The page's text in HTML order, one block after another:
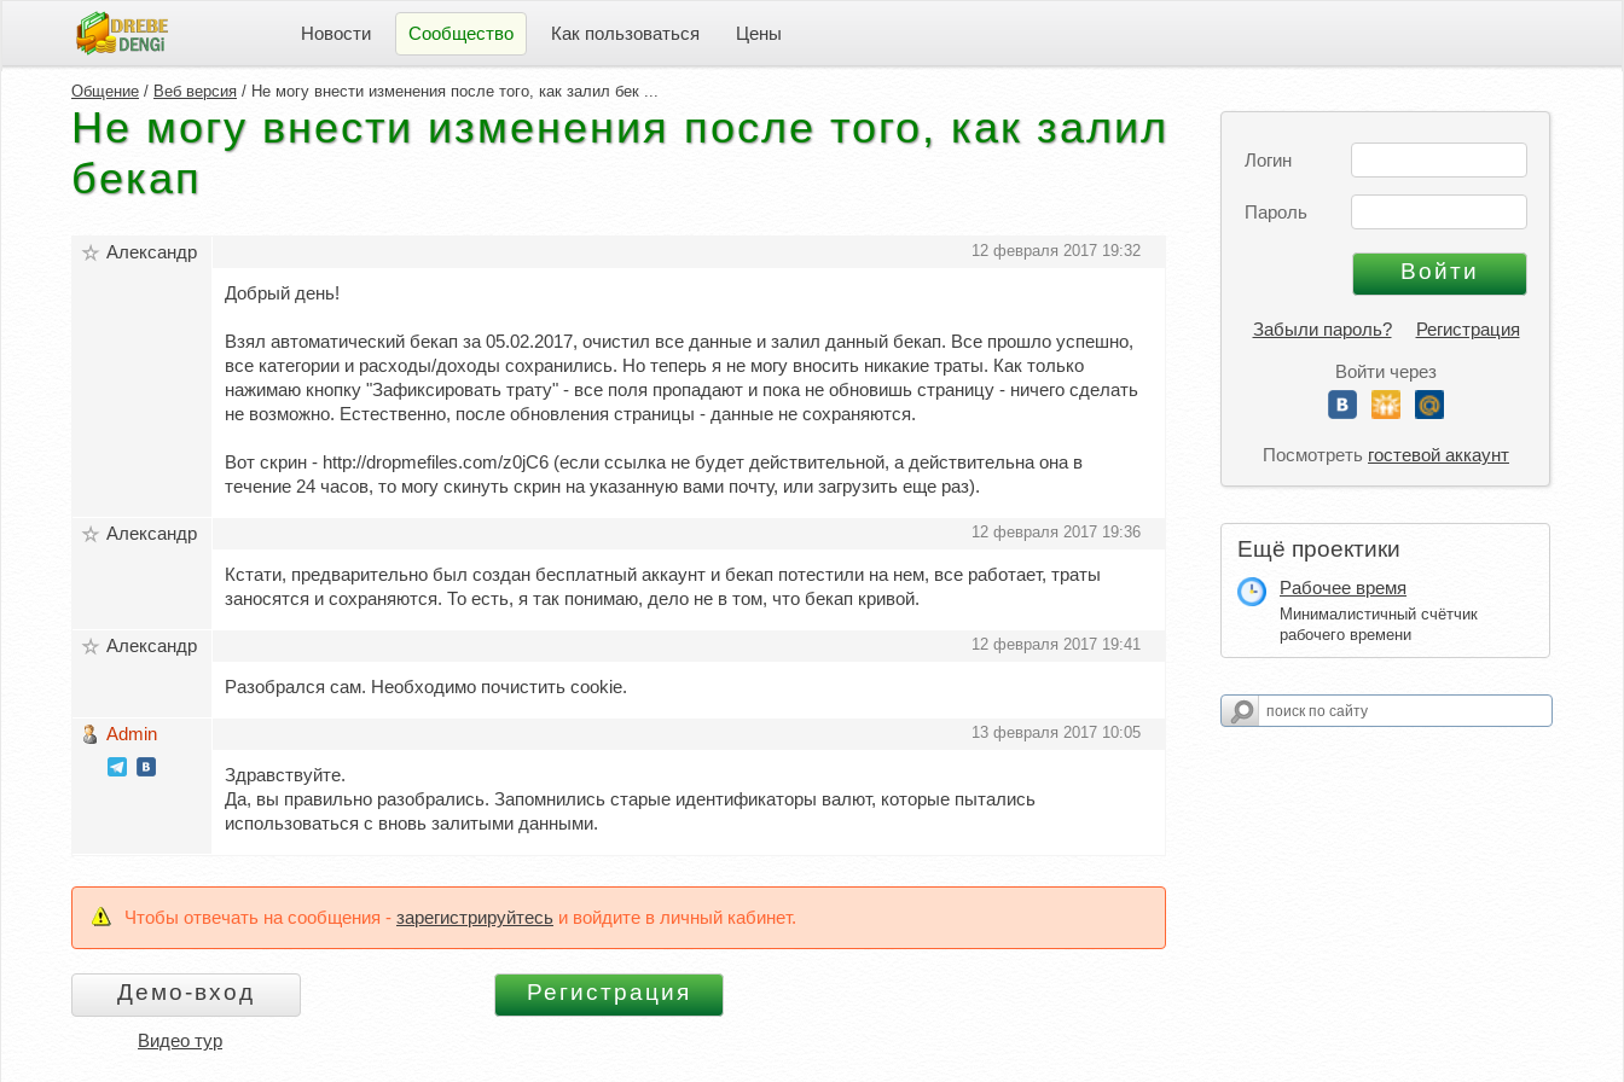
Новости Сообщество Как пользоваться Цены
Логин
Пароль
Забыли пароль? Регистрация
Войти через
Посмотреть гостевой аккаунт
Ещё проектики
Рабочее время
Минималистичный счётчик
рабочего времени
Общение / Веб версия / Не могу внести изменения после того, как залил бек ...
Не могу внести изменения после того, как залил
бекап
Александр 12 февраля 2017 19:32
Добрый день!
Взял автоматический бекап за 05.02.2017, очистил все данные и залил данный бекап. Все прошло успешно,
все категории и расходы/доходы сохранились. Но теперь я не могу вносить никакие траты. Как только
нажимаю кнопку "Зафиксировать трату" - все поля пропадают и пока не обновишь страницу - ничего сделать
не возможно. Естественно, после обновления страницы - данные не сохраняются.
Вот скрин - http://dropmefiles.com/z0jC6 (если ссылка не будет действительной, а действительна она в
течение 24 часов, то могу скинуть скрин на указанную вами почту, или загрузить еще раз).
Александр 12 февраля 2017 19:36
Кстати, предварительно был создан бесплатный аккаунт и бекап потестили на нем, все работает, траты
заносятся и сохраняются. То есть, я так понимаю, дело не в том, что бекап кривой.
Александр 12 февраля 2017 19:41
Разобрался сам. Необходимо почистить cookie.
Admin 13 февраля 2017 10:05
Здравствуйте.
Да, вы правильно разобрались. Запомнились старые идентификаторы валют, которые пытались
использоваться с вновь залитыми данными.
Чтобы отвечать на сообщения - зарегистрируйтесь и войдите в личный кабинет.
Видео тур